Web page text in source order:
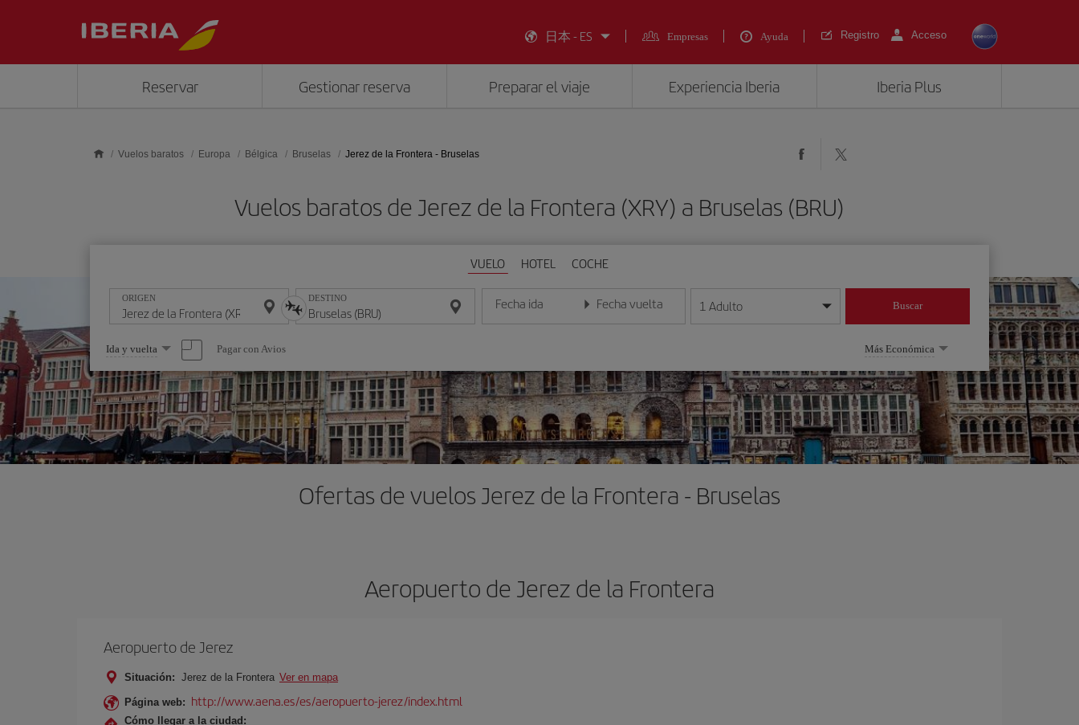
日本 - ES
Empresas Ayuda Registro Acceso
Reservar Gestionar reserva Preparar el viaje Experiencia Iberia Iberia Plus
Vuelos baratos Europa Bélgica Bruselas Jerez de la Frontera - Bruselas
Vuelos baratos de Jerez de la Frontera (XRY) a Bruselas (BRU)
VUELO HOTEL COCHE
ORIGEN DESTINO Fecha ida
Introduce la fecha en formato día/mes/año
Fecha vuelta
Introduce la fecha en formato día/mes/año
1 Adulto Buscar
Seleccione
una
opción
Ida y vuelta Pagar con Avios Más Económica
Ofertas de vuelos Jerez de la Frontera - Bruselas
Aeropuerto de Jerez de la Frontera
Aeropuerto de Jerez
Situación: Jerez de la Frontera Ver en mapa
Página web: http://www.aena.es/es/aeropuerto-jerez/index.html
Cómo llegar a la ciudad: